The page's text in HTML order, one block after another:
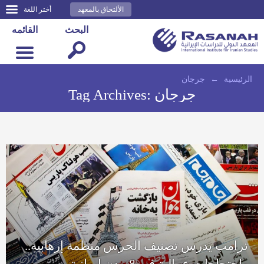
أختر اللغة الألتحاق بالمعهد
القائمه البحث
الرئيسية ← جرجان
Tag Archives: جرجان
ترامب يدرس تصنيف الحرس منظمة إرهابية..